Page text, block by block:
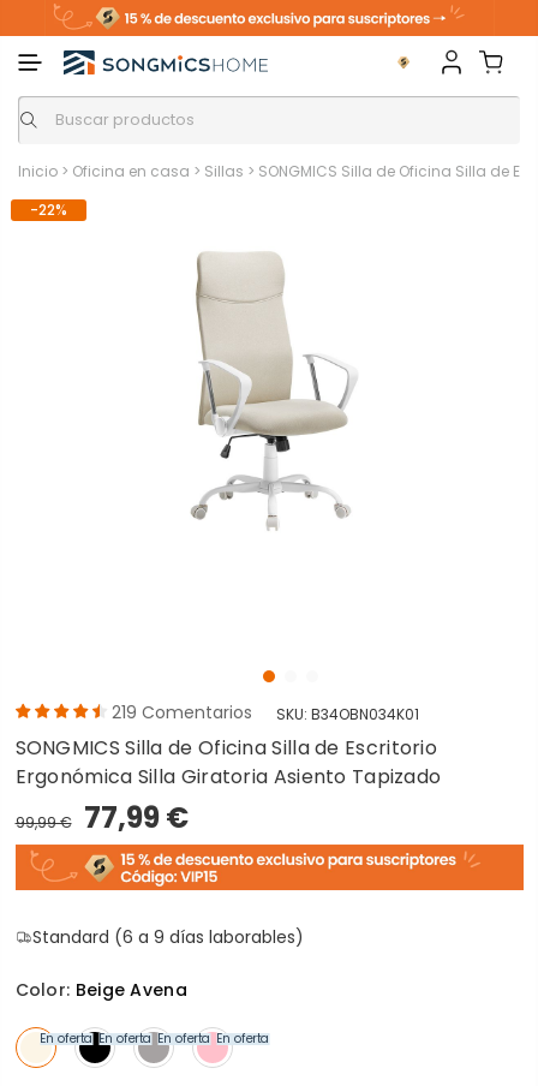
Inicio > Oficina en casa > Sillas > SONGMICS Silla de Oficina Silla de
-22%
219 Comentarios SKU: B34OBN034K01
SONGMICS Silla de Oficina Silla de Escritorio
Ergonómica Silla Giratoria Asiento Tapizado
99,99 € 77,99 €
Standard (6 a 9 días laborables)
Color: Beige Avena
En oferta En oferta En oferta En oferta